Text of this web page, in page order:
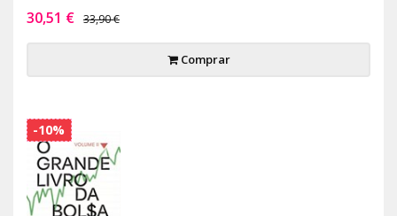
30,51 € 33,90 €
Comprar
-10%